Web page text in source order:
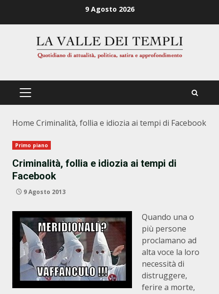
9 Agosto 2026
PRIMÄRES
Home Criminalità, follia e idiozia ai tempi di Facebook
Primo piano
Criminalità, follia e idiozia ai tempi di
Facebook
9 Agosto 2013
Quando una o
più persone
proclamano ad
alta voce la loro
necessità di
distruggere,
ferire a morte,